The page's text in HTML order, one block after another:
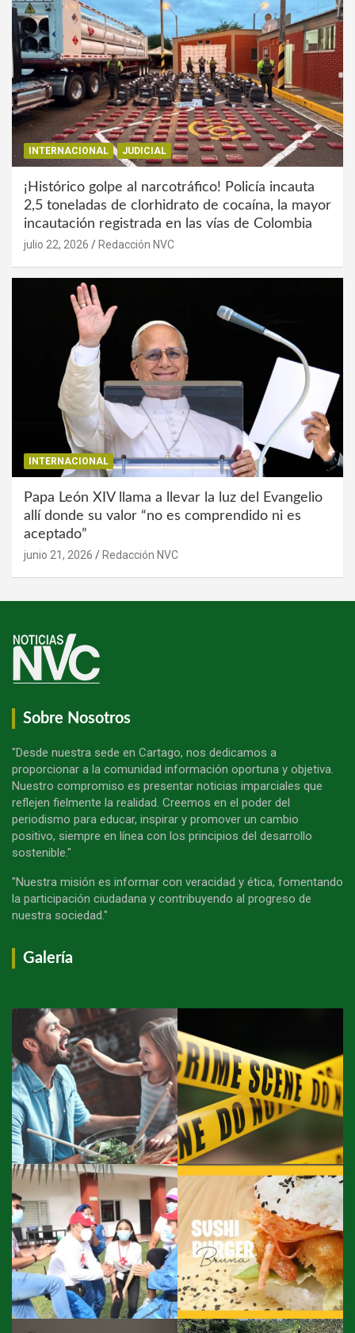
INTERNACIONAL JUDICIAL
¡Histórico golpe al narcotráfico! Policía incauta
2,5 toneladas de clorhidrato de cocaína, la mayor
incautación registrada en las vías de Colombia
julio 22, 2026 Redacción NVC
INTERNACIONAL
Papa León XIV llama a llevar la luz del Evangelio
allí donde su valor “no es comprendido ni es
aceptado”
junio 21, 2026 Redacción NVC
Sobre Nosotros
"Desde nuestra sede en Cartago, nos dedicamos a
proporcionar a la comunidad información oportuna y objetiva.
Nuestro compromiso es presentar noticias imparciales que
reflejen fielmente la realidad. Creemos en el poder del
periodismo para educar, inspirar y promover un cambio
positivo, siempre en línea con los principios del desarrollo
sostenible."
"Nuestra misión es informar con veracidad y ética, fomentando
la participación ciudadana y contribuyendo al progreso de
nuestra sociedad."
Galería